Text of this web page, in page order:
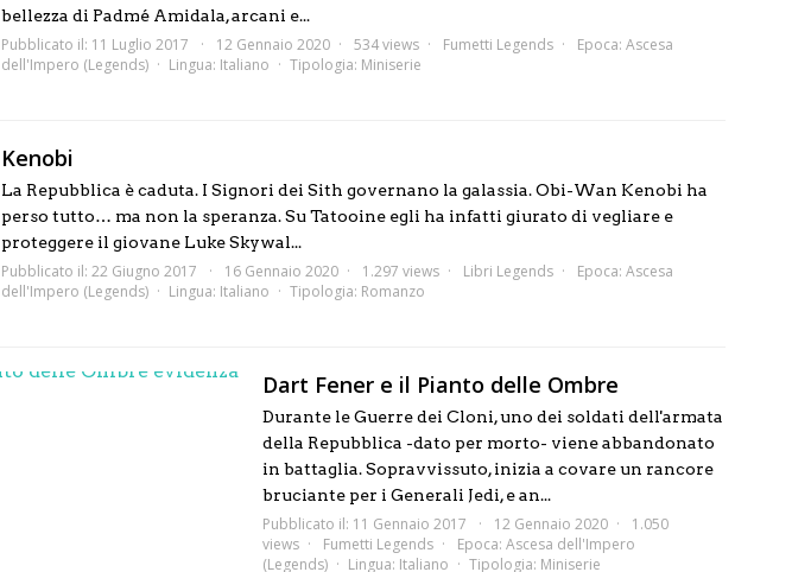
bellezza di Padmé Amidala, arcani e...
Pubblicato il: 11 Luglio 2017 12 Gennaio 2020 534 views Fumetti Legends Epoca: Ascesa
dell'Impero (Legends)
Lingua: Italiano Tipologia: Miniserie
Kenobi
La Repubblica è caduta. I Signori dei Sith governano la galassia. Obi-Wan Kenobi ha
perso tutto… ma non la speranza. Su Tatooine egli ha infatti giurato di vegliare e
proteggere il giovane Luke Skywal...
Pubblicato il: 22 Giugno 2017 16 Gennaio 2020 1.297 views Libri Legends Epoca: Ascesa
dell'Impero (Legends)
Lingua: Italiano Tipologia: Romanzo
Dart Fener e il Pianto delle Ombre
Durante le Guerre dei Cloni, uno dei soldati dell'armata
della Repubblica -dato per morto- viene abbandonato
in battaglia. Sopravvissuto, inizia a covare un rancore
bruciante per i Generali Jedi, e an...
Pubblicato il: 11 Gennaio 2017 12 Gennaio 2020
1.050
views
Fumetti Legends Epoca: Ascesa dell'Impero
(Legends)
Lingua: Italiano Tipologia: Miniserie